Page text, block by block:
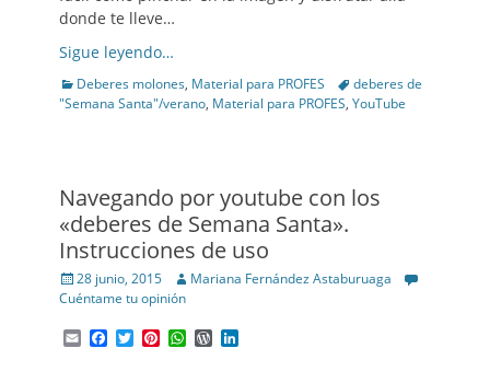
donde te lleve…
Sigue leyendo…
Categories
Deberes molones, Material para PROFES Tagsdeberes de
"Semana Santa"/verano, Material para PROFES, YouTube
Navegando por youtube con los
«deberes de Semana Santa».
Instrucciones de uso
Posted
on
28 junio, 2015 Author
Mariana Fernández Astaburuaga
Cuéntame tu opinión
EmailFacebook
TwitterPinterest
WhatsApp
WordPress